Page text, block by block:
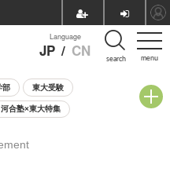
menu
Language
JP / CN search
部 東大受験
河合塾×東大特集
・相談会